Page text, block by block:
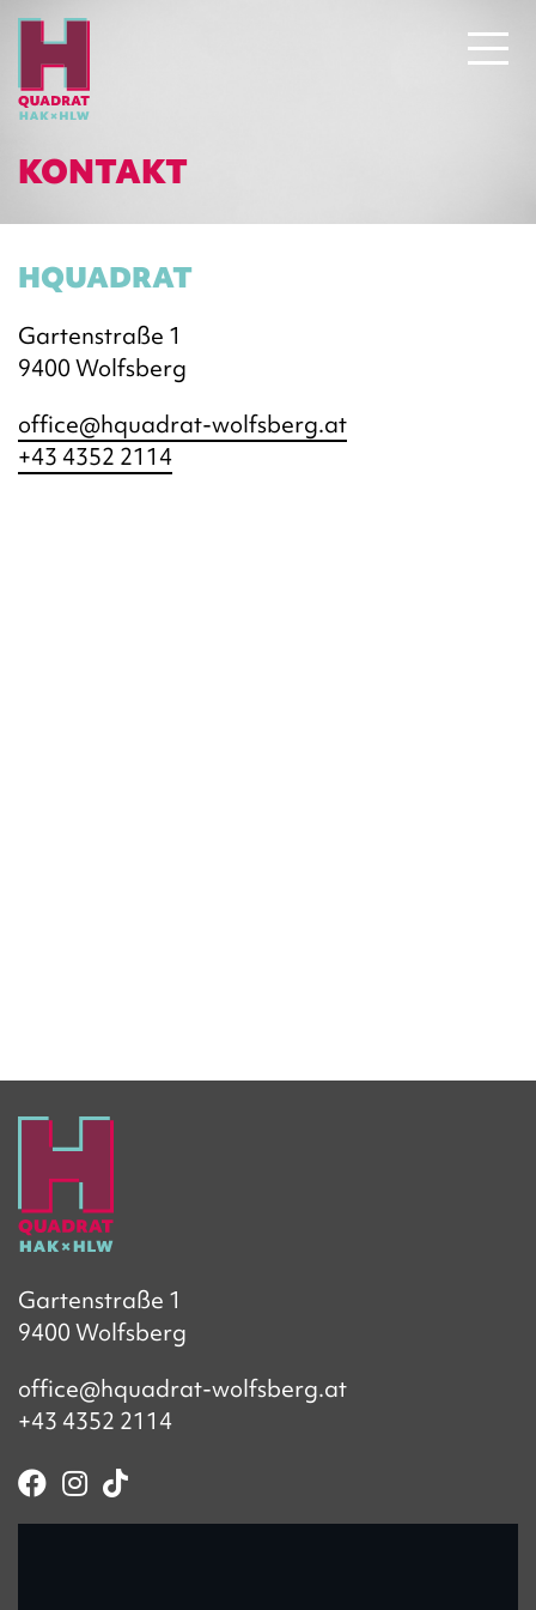
KONTAKT
HQUADRAT
Gartenstraße 1
9400 Wolfsberg
office@hquadrat-wolfsberg.at
+43 4352 2114
Gartenstraße 1
9400 Wolfsberg
office@hquadrat-wolfsberg.at
+43 4352 2114